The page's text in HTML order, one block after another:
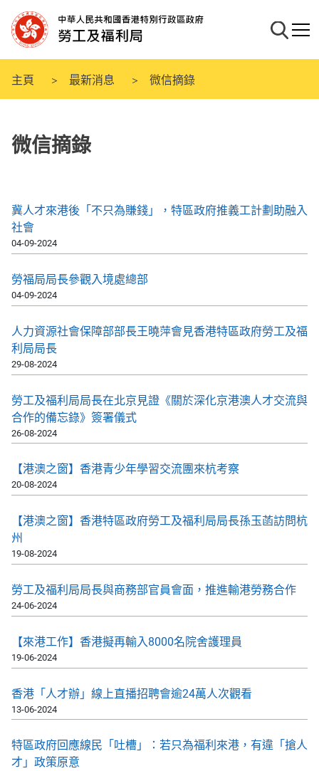
至
主
內
容
搜尋流動
主頁 最新消息 微信摘錄
微信摘錄
冀人才來港後「不只為賺錢」，特區政府推義工計劃助融入
社會
04-09-2024
勞福局局長參觀入境處總部
04-09-2024
人力資源社會保障部部長王曉萍會見香港特區政府勞工及福
利局局長
29-08-2024
勞工及福利局局長在北京見證《關於深化京港澳人才交流與
合作的備忘錄》簽署儀式
26-08-2024
【港澳之窗】香港青少年學習交流團來杭考察
20-08-2024
【港澳之窗】香港特區政府勞工及福利局局長孫玉菡訪問杭
州
19-08-2024
勞工及福利局局長與商務部官員會面，推進輸港勞務合作
24-06-2024
【來港工作】香港擬再輸入8000名院舍護理員
19-06-2024
香港「人才辦」線上直播招聘會逾24萬人次觀看
13-06-2024
特區政府回應線民「吐槽」：若只為福利來港，有違「搶人
才」政策原意